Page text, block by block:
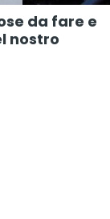
da fare e
nostro